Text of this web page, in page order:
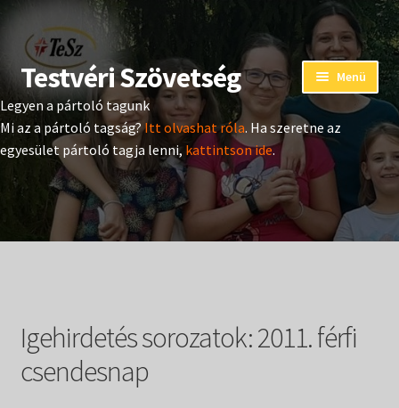
Ugrás
a
navigációhoz
Kilépés
a
tartalomba
Testvéri Szövetség Menü
Eseménynaptár
Adományozás
Pártoló tag belépés
menu
Kiadványok
Expand
Legyen a pártoló tagunk
Mi az a pártoló tagság?Itt olvashat róla. Ha szeretne az
egyesület pártoló tagja lenni, kattintson ide.
Igehirdetés sorozatok:2011. férfi
csendesnap